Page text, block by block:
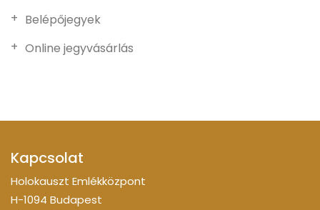
Belépőjegyek
Online jegyvásárlás
Kapcsolat
Holokauszt Emlékközpont
H-1094 Budapest